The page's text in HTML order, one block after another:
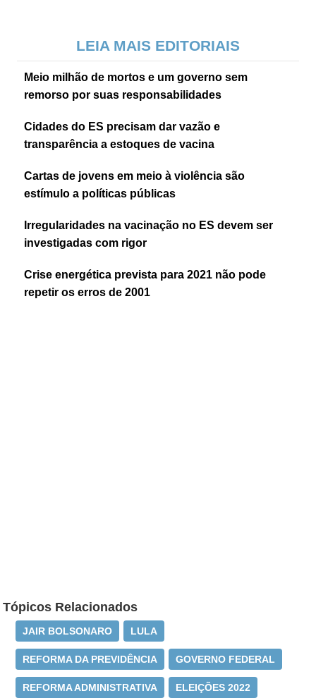
LEIA MAIS EDITORIAIS
Meio milhão de mortos e um governo sem
remorso por suas responsabilidades
Cidades do ES precisam dar vazão e
transparência a estoques de vacina
Cartas de jovens em meio à violência são
estímulo a políticas públicas
Irregularidades na vacinação no ES devem ser
investigadas com rigor
Crise energética prevista para 2021 não pode
repetir os erros de 2001
Tópicos Relacionados
JAIR BOLSONARO LULA
REFORMA DA PREVIDÊNCIA GOVERNO FEDERAL
REFORMA ADMINISTRATIVA ELEIÇÕES 2022